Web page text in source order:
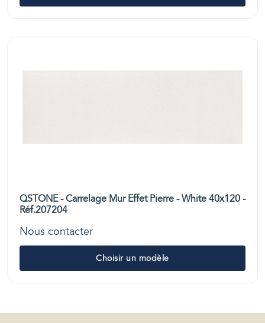
QSTONE - Carrelage Mur Effet Pierre - White 40x120 -
Réf.207204
Nous contacter
Choisir un modèle